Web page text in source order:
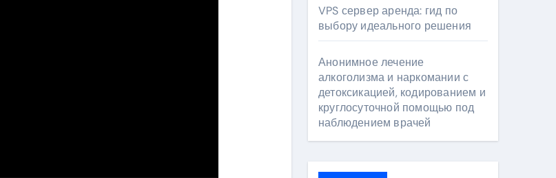
VPS сервер аренда: гид по
выбору идеального решения
Анонимное лечение
алкоголизма и наркомании с
детоксикацией, кодированием и
круглосуточной помощью под
наблюдением врачей